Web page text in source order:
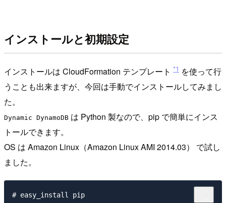
インストールと初期設定
インストールは CloudFormation テンプレート *1 を使って行
うことも出来ますが、今回は手動でインストールしてみまし
た。
Dynamic DynamoDB は Python 製なので、pip で簡単にインス
トールできます。
OS は Amazon Linux（Amazon Linux AMI 2014.03） で試し
ました。
# easy_install pip